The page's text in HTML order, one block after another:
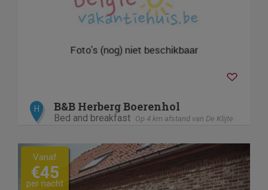
H B&B Herberg Boerenhol
Bed and breakfast Op 4 km afstand van De Klijte
Previous
Vanaf
€45
per nacht